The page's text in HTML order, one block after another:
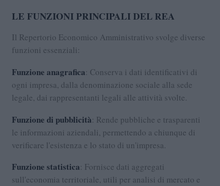
LE FUNZIONI PRINCIPALI DEL REA
Il Repertorio Economico Amministrativo svolge diverse
funzioni essenziali:
Funzione anagrafica: Conserva i dati identificativi di
ogni impresa, dalla denominazione sociale alla sede
legale, dai rappresentanti legali alle attività svolte.
Funzione di pubblicità: Rende pubbliche e trasparenti
le informazioni aziendali, permettendo a chiunque di
verificare l'esistenza e lo stato di un'impresa.
Funzione statistica: Fornisce dati aggregati
sull'economia territoriale, utili per analisi di mercato e